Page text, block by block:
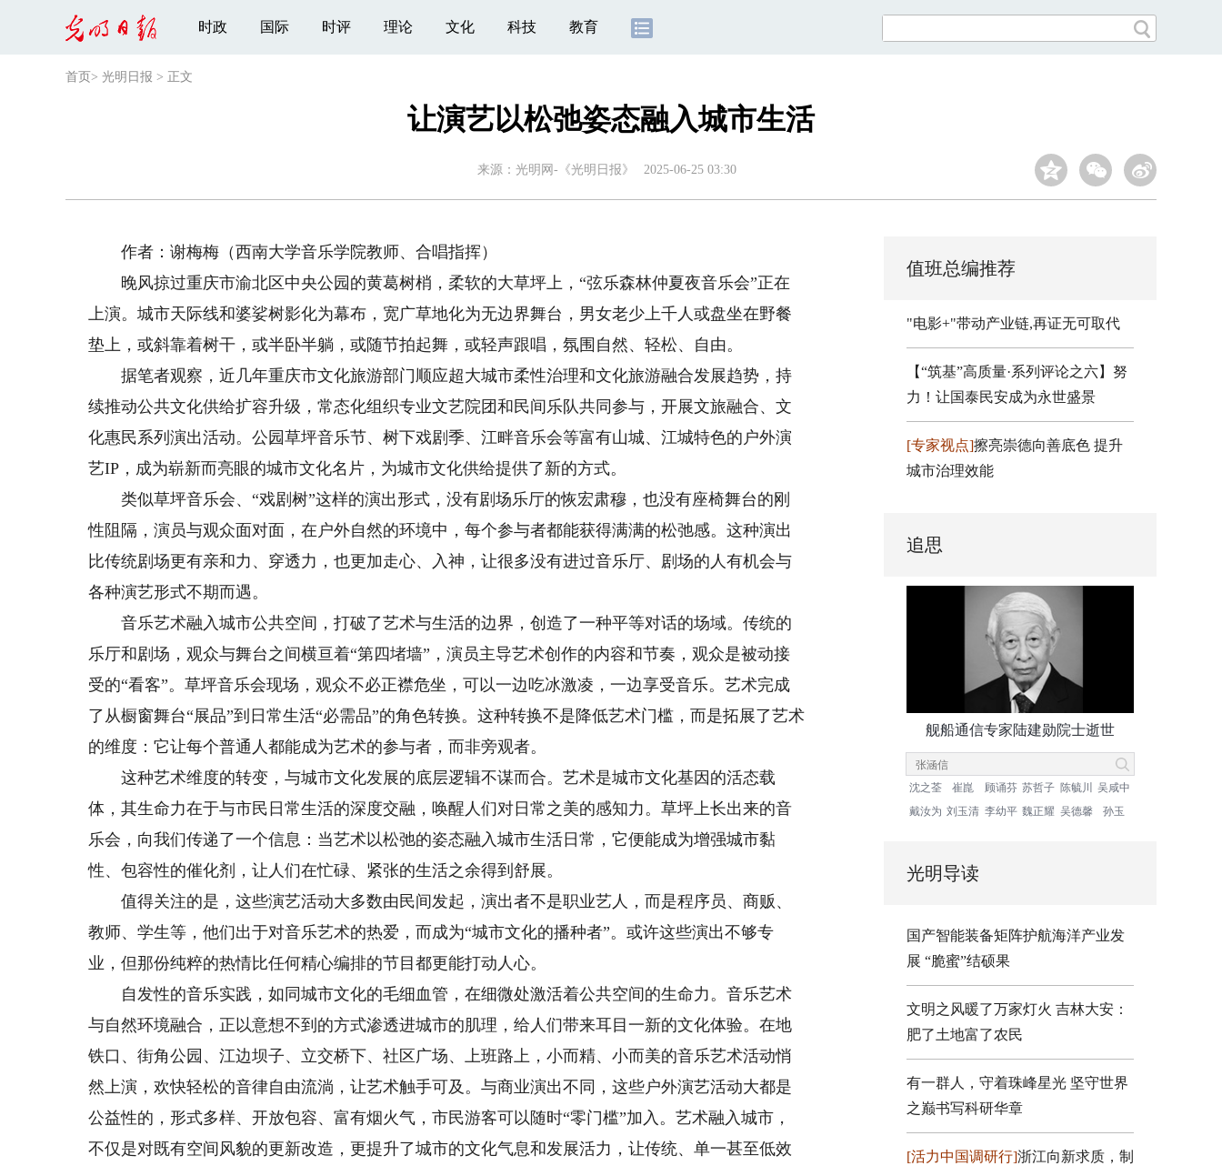
时政 国际 时评 理论 文化 科技 教育
首页 > 光明日报 > 正文
让演艺以松弛姿态融入城市生活
来源： 光明网-《光明日报》 2025-06-25 03:30
作者：谢梅梅（西南大学音乐学院教师、合唱指挥）
晚风掠过重庆市渝北区中央公园的黄葛树梢，柔软的大草坪上，“弦乐森林仲夏夜音乐会”正在
上演。城市天际线和婆娑树影化为幕布，宽广草地化为无边界舞台，男女老少上千人或盘坐在野餐
垫上，或斜靠着树干，或半卧半躺，或随节拍起舞，或轻声跟唱，氛围自然、轻松、自由。
据笔者观察，近几年重庆市文化旅游部门顺应超大城市柔性治理和文化旅游融合发展趋势，持
续推动公共文化供给扩容升级，常态化组织专业文艺院团和民间乐队共同参与，开展文旅融合、文
化惠民系列演出活动。公园草坪音乐节、树下戏剧季、江畔音乐会等富有山城、江城特色的户外演
艺IP，成为崭新而亮眼的城市文化名片，为城市文化供给提供了新的方式。
类似草坪音乐会、“戏剧树”这样的演出形式，没有剧场乐厅的恢宏肃穆，也没有座椅舞台的刚
性阻隔，演员与观众面对面，在户外自然的环境中，每个参与者都能获得满满的松弛感。这种演出
比传统剧场更有亲和力、穿透力，也更加走心、入神，让很多没有进过音乐厅、剧场的人有机会与
各种演艺形式不期而遇。
音乐艺术融入城市公共空间，打破了艺术与生活的边界，创造了一种平等对话的场域。传统的
乐厅和剧场，观众与舞台之间横亘着“第四堵墙”，演员主导艺术创作的内容和节奏，观众是被动接
受的“看客”。草坪音乐会现场，观众不必正襟危坐，可以一边吃冰激凌，一边享受音乐。艺术完成
了从橱窗舞台“展品”到日常生活“必需品”的角色转换。这种转换不是降低艺术门槛，而是拓展了艺术
的维度：它让每个普通人都能成为艺术的参与者，而非旁观者。
这种艺术维度的转变，与城市文化发展的底层逻辑不谋而合。艺术是城市文化基因的活态载
体，其生命力在于与市民日常生活的深度交融，唤醒人们对日常之美的感知力。草坪上长出来的音
乐会，向我们传递了一个信息：当艺术以松弛的姿态融入城市生活日常，它便能成为增强城市黏
性、包容性的催化剂，让人们在忙碌、紧张的生活之余得到舒展。
值得关注的是，这些演艺活动大多数由民间发起，演出者不是职业艺人，而是程序员、商贩、
教师、学生等，他们出于对音乐艺术的热爱，而成为“城市文化的播种者”。或许这些演出不够专
业，但那份纯粹的热情比任何精心编排的节目都更能打动人心。
自发性的音乐实践，如同城市文化的毛细血管，在细微处激活着公共空间的生命力。音乐艺术
与自然环境融合，正以意想不到的方式渗透进城市的肌理，给人们带来耳目一新的文化体验。在地
铁口、街角公园、江边坝子、立交桥下、社区广场、上班路上，小而精、小而美的音乐艺术活动悄
然上演，欢快轻松的音律自由流淌，让艺术触手可及。与商业演出不同，这些户外演艺活动大都是
公益性的，形式多样、开放包容、富有烟火气，市民游客可以随时“零门槛”加入。艺术融入城市，
不仅是对既有空间风貌的更新改造，更提升了城市的文化气息和发展活力，让传统、单一甚至低效
值班总编推荐
"电影+"带动产业链,再证无可取代
【“筑基”高质量·系列评论之六】努
力！让国泰民安成为永世盛景
[专家视点]擦亮崇德向善底色 提升
城市治理效能
追思
舰船通信专家陆建勋院士逝世
沈之荃 崔崑 顾诵芬 苏哲子 陈毓川
吴咸中
戴汝为 刘玉清 李幼平 魏正耀 吴德馨 孙玉
光明导读
国产智能装备矩阵护航海洋产业发
展 “脆蜜”结硕果
文明之风暖了万家灯火 吉林大安：
肥了土地富了农民
有一群人，守着珠峰星光 坚守世界
之巅书写科研华章
[活力中国调研行]浙江向新求质，制